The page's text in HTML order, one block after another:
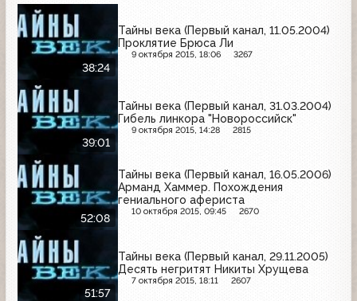
38:24
Тайны века (Первый канал, 11.05.2004)
Проклятие Брюса Ли
9 октября 2015, 18:06 3267
39:01
Тайны века (Первый канал, 31.03.2004)
Гибель линкора "Новороссийск"
9 октября 2015, 14:28 2815
52:08
Тайны века (Первый канал, 16.05.2006)
Арманд Хаммер. Похождения
гениального афериста
10 октября 2015, 09:45 2670
51:57
Тайны века (Первый канал, 29.11.2005)
Десять негритят Никиты Хрущева
7 октября 2015, 18:11 2607